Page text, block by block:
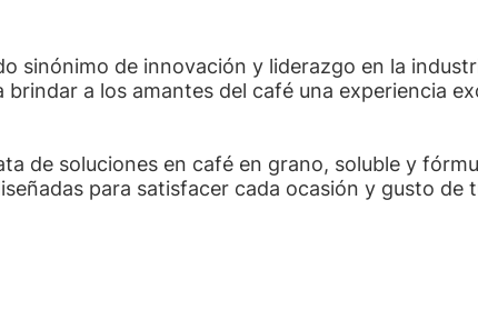
sinónimo de innovación y liderazgo en la
a los amantes del café una experiencia
de soluciones en café en grano, soluble y
para satisfacer cada ocasión y gusto de